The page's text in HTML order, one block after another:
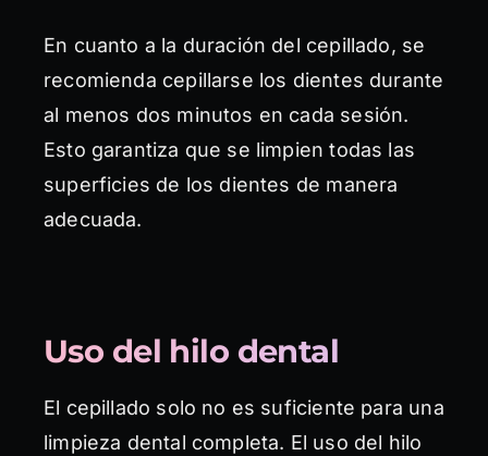
En cuanto a la duración del cepillado, se
recomienda cepillarse los dientes durante
al menos dos minutos en cada sesión.
Esto garantiza que se limpien todas las
superficies de los dientes de manera
adecuada.
Uso del hilo dental
El cepillado solo no es suficiente para una
limpieza dental completa. El uso del hilo